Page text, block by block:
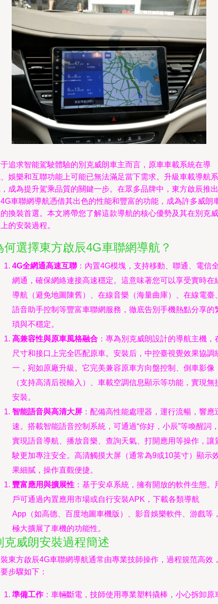
追求智能駕駛體驗的別克威朗車主而言，原車車載系統在導
娛樂和互聯功能上可能已無法滿足當下需求。升級車載導航系
成為提升駕乘品質的關鍵一步。在眾多品牌中，東方啟辰推出
車聯網導航憑借其出色的性能和豐富的功能，成為許多威朗
換裝首選。本文將帶您了解這款導航的核心優勢及其在別克威
的安裝過程。
何選擇東方啟辰4G車聯網導航？
4G全網通高速互聯：內置4G模塊，支持移動、聯通、電信
網通，確保網絡連接高速穩定。這意味著您可以享受實時在
導航（避免地圖陳舊）、在線音樂（海量曲庫）、在線電臺
語音助手控制等豐富車聯網服務，徹底告別手機熱點分享的
瑣與不穩定。
高兼容性與原車風格融合 ：專為別克威朗設計的導航主機，
尺寸和接口上完全匹配原車。安裝后，中控臺視覺效果協調
一，宛如原廠升級。它完美兼容原車方向盤控制、倒車影像
（支持高清后視輸入）、車載空調信息顯示等功能，實現無
安裝。
智能語音與高清大屏 ：配備高性能處理器，運行流暢，響應
速。搭載智能語音控制系統，可通過“你好，小辰”等喚醒詞
實現語音導航、播放音樂、查詢天氣、打開應用等操作，讓
駛更加專注安全。高清觸摸大屏（通常為9或10英寸）顯示
果細膩，操作直觀便捷。
豐富應用與擴展性 ：基于安卓系統，擁有開放的軟件生態。
戶可通過內置應用市場或自行安裝APK，下載各類導航
App（如高德、百度地圖車機版）、影音娛樂軟件、游戲等
極大擴展了車機的功能性。
克威朗安裝過程簡述
東方啟辰4G車聯網導航通常由專業技師操作，過程規范高效
步驟如下：
準備工作：車輛斷電，技師使用專業塑料撬棒，小心拆卸原